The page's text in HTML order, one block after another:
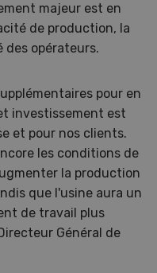
majeur est en
de production, la
des opérateurs.
pour en
investissement est
et pour nos clients.
les conditions de
la production
que l'usine aura un
de travail plus
Général de